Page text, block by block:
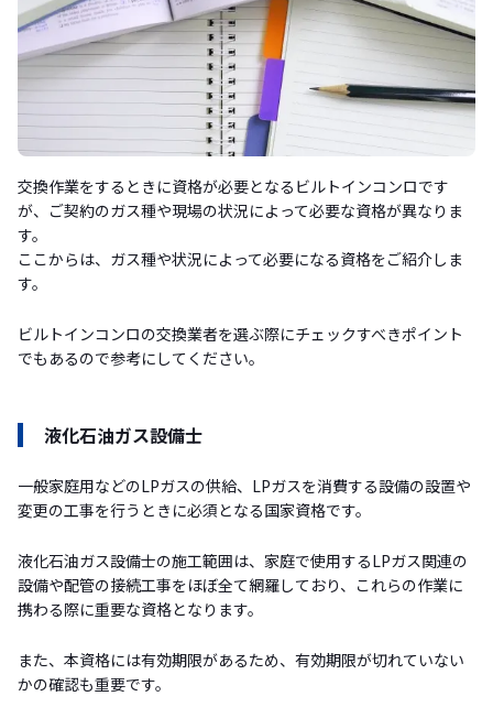
交換作業をするときに資格が必要となるビルトインコンロです
が、ご契約のガス種や現場の状況によって必要な資格が異なりま
す。
ここからは、ガス種や状況によって必要になる資格をご紹介しま
す。
ビルトインコンロの交換業者を選ぶ際にチェックすべきポイント
でもあるので参考にしてください。
液化石油ガス設備士
一般家庭用などのLPガスの供給、LPガスを消費する設備の設置や
変更の工事を行うときに必須となる国家資格です。
液化石油ガス設備士の施工範囲は、家庭で使用するLPガス関連の
設備や配管の接続工事をほぼ全て網羅しており、これらの作業に
携わる際に重要な資格となります。
また、本資格には有効期限があるため、有効期限が切れていない
かの確認も重要です。